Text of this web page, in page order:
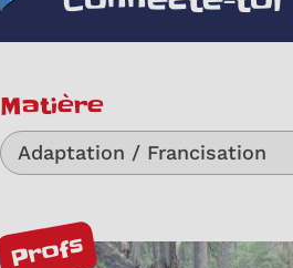
Matière
Adaptation / Francisation
Profs